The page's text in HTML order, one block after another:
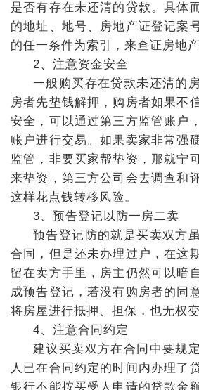
是否有存在未还清的贷款。具体
的地址、地号、房地产证登记案
的任一条件为索引，来查证房地
2、注意资金安全
一般购买存在贷款未还清的
房者先垫钱解押，购房者如果不
安全，可以通过第三方监管账户
账户进行交易。如果卖家非常强
监管，非要买家帮垫资，那就宁
来垫资，第三方公司会去调查和
这样花点钱转移风险。
3、预告登记以防一房二卖
预告登记防的就是买卖双方
合同，但是还未办理过户，在这
留在卖方手里，房主仍然可以暗
成预告登记，若没有购房者的同
将房屋进行抵押、担保，也无权
4、注意合同约定
建议买卖双方在合同中要规
人已在合同约定的时间内办理了
银行不能按买受人申请的贷款金